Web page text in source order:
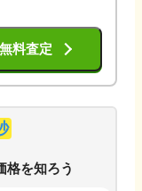
無料査定
格を知ろう